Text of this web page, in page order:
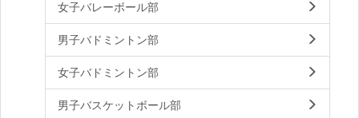
女子バレーボール部
男子バドミントン部
女子バドミントン部
男子バスケットボール部